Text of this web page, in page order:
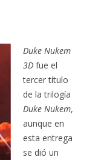
Duke Nukem
3D fue el
tercer título
de la trilogía
Duke Nukem,
aunque en
esta entrega
se dió un